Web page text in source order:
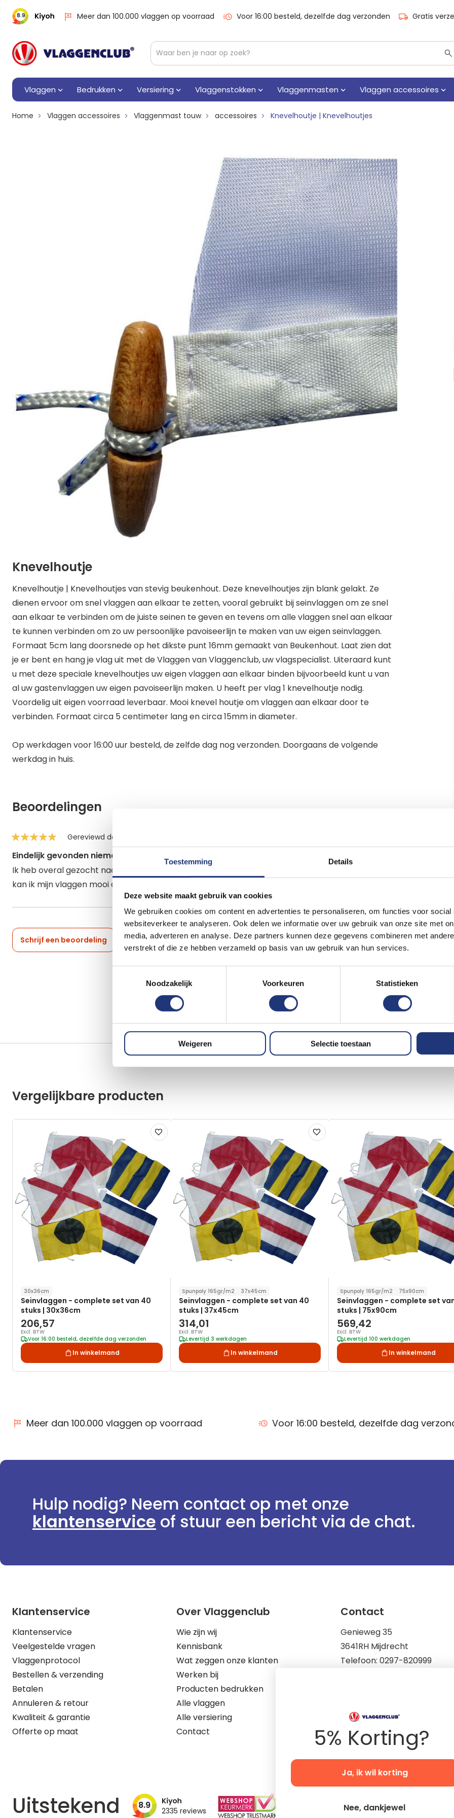
Toestemming Details
Deze website maakt gebruik van cookies
We gebruiken cookies om content en advertenties te personaliseren, om functies voor social
websiteverkeer te analyseren. Ook delen we informatie over uw gebruik van onze site met
media, adverteren en analyse. Deze partners kunnen deze gegevens combineren met
verstrekt of die ze hebben verzameld op basis van uw gebruik van hun services.
Noodzakelijk
Voorkeuren Statistieken
Weigeren Selectie toestaan
8.9 Meer dan 100.000 vlaggen op voorraad Voor 16:00 besteld, dezelfde dag verzonden Gratis
Vlaggen Bedrukken Versiering Vlaggenstokken Vlaggenmasten Vlaggen accessoires
Home Vlaggen accessoires Vlaggenmast touw accessoires Knevelhoutje | Knevelhoutjes
Knevelhoutje
Knevelhoutje | Knevelhoutjes van stevig beukenhout. Deze knevelhoutjes zijn blank gelakt. Ze
dienen ervoor om snel vlaggen aan elkaar te zetten, vooral gebruikt bij seinvlaggen om ze snel
aan elkaar te verbinden om de juiste seinen te geven en tevens om alle vlaggen snel aan elkaar
te kunnen verbinden om zo uw persoonlijke pavoiseerlijn te maken van uw eigen seinvlaggen.
Formaat 5cm lang doorsnede op het dikste punt 16mm gemaakt van Beukenhout. Laat zien dat
je er bent en hang je vlag uit met de Vlaggen van Vlaggenclub, uw vlagspecialist. Uiteraard kunt
u met deze speciale knevelhoutjes uw eigen vlaggen aan elkaar binden bijvoorbeeld kunt u van
al uw gastenvlaggen uw eigen pavoiseerlijn maken. U heeft per vlag 1 knevelhoutje nodig.
Voordelig uit eigen voorraad leverbaar. Mooi knevel houtje om vlaggen aan elkaar door te
verbinden. Formaat circa 5 centimeter lang en circa 15mm in diameter.
Op werkdagen voor 16:00 uur besteld, de zelfde dag nog verzonden. Doorgaans de volgende
werkdag in huis.
Beoordelingen
Gereviewd door
Eindelijk gevonden niemand verkoopt meer knevelhoutjes
Ik heb overal gezocht naar die Knevelhoutjes niemand verkoopt ze meer. Eindelijk gevonden, nu
kan ik mijn vlaggen mooi aan elkaar knopen en weer makkelijk los krijgen.
Schrijf een beoordeling
Vergelijkbare producten
Voeg
toe
verlanglijst
30x36cm
Seinvlaggen - complete set van 40
stuks | 30x36cm
206,57
Excl. BTW
Voor 16:00 besteld, dezelfde dag verzonden
In winkelmand
Voeg
toe
verlanglijst
Spunpoly 165gr/m2 37x45cm
Seinvlaggen - complete set van 40
stuks | 37x45cm
314,01
Excl. BTW
Levertijd 3 werkdagen
In winkelmand
Spunpoly 165gr/m2 75x90cm
Seinvlaggen - complete set
stuks | 75x90cm
569,42
Excl. BTW
Levertijd 100 werkdagen
In winkelmand
Meer dan 100.000 vlaggen op voorraad Voor 16:00 besteld, dezelfde dag
Hulp nodig? Neem contact op met onze
klantenservice of stuur een bericht via de chat.
Klantenservice
Klantenservice
Veelgestelde vragen
Vlaggenprotocol
Bestellen & verzending
Betalen
Annuleren & retour
Kwaliteit & garantie
Offerte op maat
Over Vlaggenclub
Wie zijn wij
Kennisbank
Wat zeggen onze klanten
Werken bij
Producten bedrukken
Alle vlaggen
Alle versiering
Contact
Contact
Genieweg 35
3641RH Mijdrecht
Telefoon: 0297-820999
Op werkdagen zijn wij
9.00 tot 17.00
Uitstekend 8.9 2335 reviews
5% Korting?
Ja, ik wil korting
Nee, dankjewel